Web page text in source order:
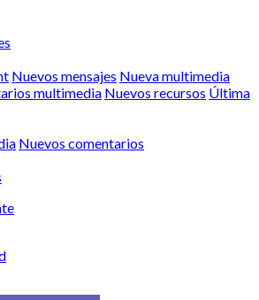
Nuevos mensajes Nueva multimedia
multimedia Nuevos recursos Última
Nuevos comentarios